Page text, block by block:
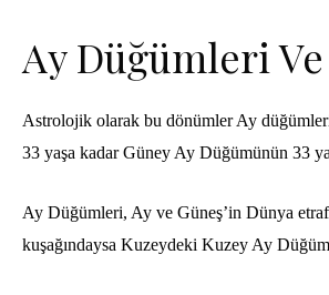
Ay Düğümleri Ve
Astrolojik olarak bu dönümler Ay
33 yaşa kadar Güney Ay Düğümünün 33
Ay Düğümleri, Ay ve Güneş’in Dünya
kuşağındaysa Kuzeydeki Kuzey Ay